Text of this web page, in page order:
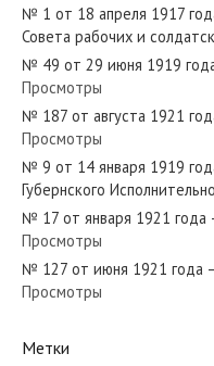
№ 230 от октября 1938
№ 110 от мая 1939 года
№ 107 от мая 1972 года
№ 1 от 18 апреля 1917
Совета рабочих и
№ 49 от 29 июня 1919
Просмотры
№ 187 от августа 1921
Просмотры
№ 9 от 14 января 1919
Губернского
№ 17 от января 1921 года
Просмотры
№ 127 от июня 1921 года
Просмотры
Метки